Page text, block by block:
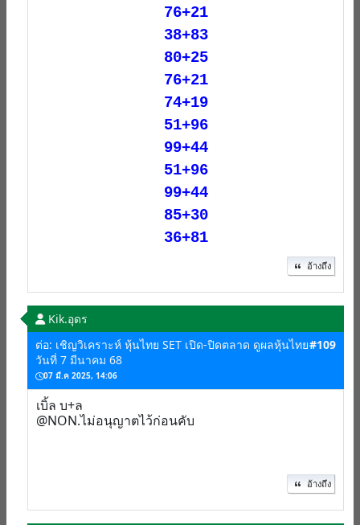
76+21
38+83
80+25
76+21
74+19
51+96
99+44
51+96
99+44
85+30
36+81
อ้างถึง
Kik.อุดร
ต่อ: เชิญวิเคราะห์ หุ้นไทย SET เปิด-ปิดตลาด ดูผลหุ้นไทย
วันที่ 7 มีนาคม 68
07 มี.ค 2025, 14:06
#109
เบิ้ล บ+ล
@NON.ไม่อนุญาตไว้ก่อนคับ
อ้างถึง